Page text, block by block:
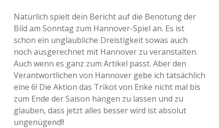
Natürlich spielt dein Bericht auf die Benotung der
Bild am Sonntag zum Hannover-Spiel an. Es ist
schon ein unglaubliche Dreistigkeit sowas auch
noch ausgerechnet mit Hannover zu veranstalten.
Auch wenn es ganz zum Artikel passt. Aber den
Verantwortlichen von Hannover gebe ich tatsächlich
eine 6! Die Aktion das Trikot von Enke nicht mal bis
zum Ende der Saison hängen zu lassen und zu
glauben, dass jetzt alles besser wird ist absolut
ungenügend!!